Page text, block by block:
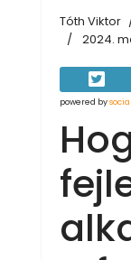
Tóth Viktor
2024.
powered by